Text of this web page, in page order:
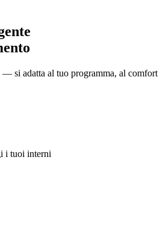
— si adatta al tuo programma, al comfort
i tuoi interni